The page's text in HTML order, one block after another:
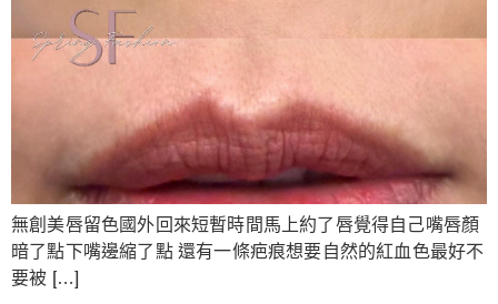
無創美唇留色國外回來短暫時間馬上約了唇覺得自己嘴唇顏
暗了點下嘴邊縮了點 還有一條疤痕想要自然的紅血色最好不
要被 […]